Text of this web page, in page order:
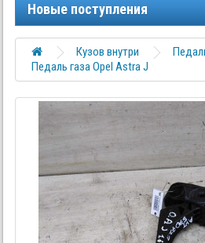
Новые поступления
Кузов внутри
Педаль газа Opel Astra J